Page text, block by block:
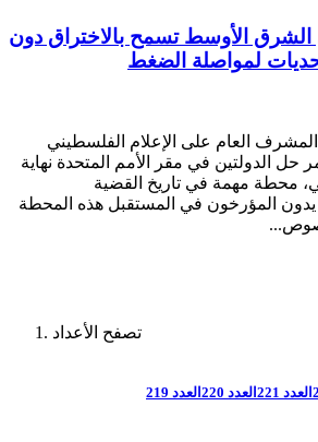
الشرق الأوسط تسمح بالاختراق دون
لمواصلة الضغط
العام على الإعلام الفلسطيني
حل الدولتين في مقر الأمم المتحدة نهاية
محطة مهمة في تاريخ القضية
يدون المؤرخون في المستقبل هذه المحطة
تصفح الأعداد
العدد 221 العدد 220 العدد 219